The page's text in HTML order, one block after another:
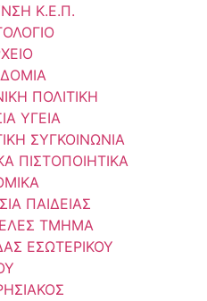
Κ.Ε.Π.
ΠΟΛΙΤΙΚΗ
ΥΓΕΙΑ
ΣΥΓΚΟΙΝΩΝΙΑ
ΠΙΣΤΟΠΟΙΗΤΙΚΑ
ΠΑΙΔΕΙΑΣ
ΤΜΗΜΑ
ΕΣΩΤΕΡΙΚΟΥ